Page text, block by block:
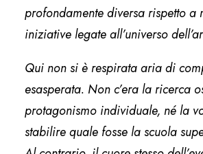
profondamente diversa rispetto a
iniziative legate all’universo
Qui non si è respirata aria di
esasperata. Non c’era la ricerca
protagonismo individuale, né la
stabilire quale fosse la scuola